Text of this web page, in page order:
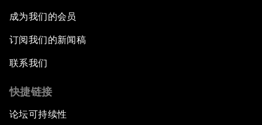
成为我们的会员
订阅我们的新闻稿
联系我们
快捷链接
论坛可持续性